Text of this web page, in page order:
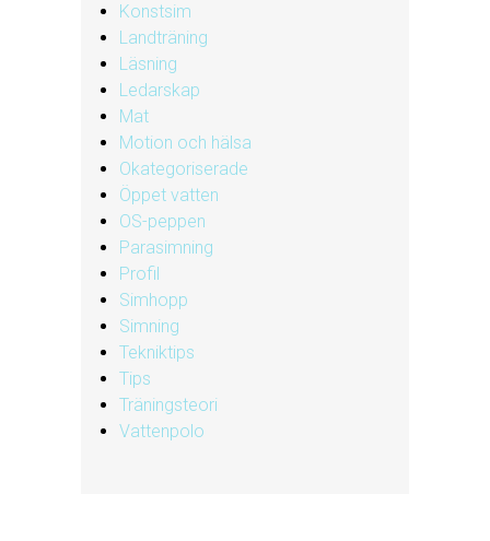
Konstsim
Landträning
Läsning
Ledarskap
Mat
Motion och hälsa
Okategoriserade
Öppet vatten
OS-peppen
Parasimning
Profil
Simhopp
Simning
Tekniktips
Tips
Träningsteori
Vattenpolo